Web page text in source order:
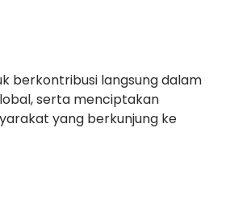
berkontribusi langsung dalam
serta menciptakan
yang berkunjung ke